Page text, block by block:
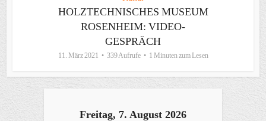
HOLZTECHNISCHES MUSEUM
ROSENHEIM: VIDEO-
GESPRÄCH
11. März 2021 339 Aufrufe 1 Minuten zum Lesen
Freitag, 7. August 2026